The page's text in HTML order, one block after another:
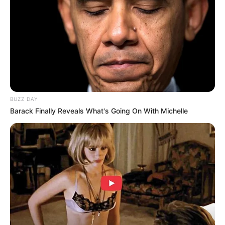
BUZZ DAY
Barack Finally Reveals What's Going On With Michelle